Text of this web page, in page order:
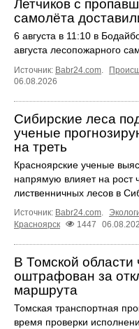
Летчиков с
самолёта
6 августа в 11:10 в
августа лесопожарного
Источник: Babr24.com.
06.08.2026
Сибирские леса
ученые
на треть
Красноярские ученые
напрямую влияет на рост
лиственничных лесов в
Источник: Babr24.com.
Красноярск
1447
В Томской области
оштрафован за
маршрута
Томская транспортная
время проверки